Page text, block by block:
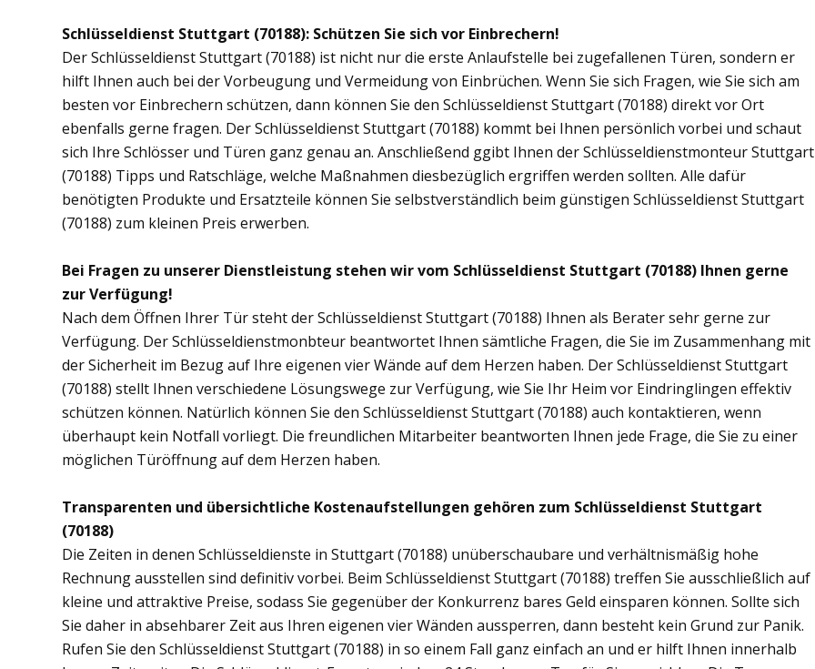
Schlüsseldienst Stuttgart (70188): Schützen Sie sich vor Einbrechern!
Der Schlüsseldienst Stuttgart (70188) ist nicht nur die erste Anlaufstelle bei zugefallenen Türen, sondern er
hilft Ihnen auch bei der Vorbeugung und Vermeidung von Einbrüchen. Wenn Sie sich Fragen, wie Sie sich am
besten vor Einbrechern schützen, dann können Sie den Schlüsseldienst Stuttgart (70188) direkt vor Ort
ebenfalls gerne fragen. Der Schlüsseldienst Stuttgart (70188) kommt bei Ihnen persönlich vorbei und schaut
sich Ihre Schlösser und Türen ganz genau an. Anschließend ggibt Ihnen der Schlüsseldienstmonteur Stuttgart
(70188) Tipps und Ratschläge, welche Maßnahmen diesbezüglich ergriffen werden sollten. Alle dafür
benötigten Produkte und Ersatzteile können Sie selbstverständlich beim günstigen Schlüsseldienst Stuttgart
(70188) zum kleinen Preis erwerben.
Bei Fragen zu unserer Dienstleistung stehen wir vom Schlüsseldienst Stuttgart (70188) Ihnen gerne
zur Verfügung!
Nach dem Öffnen Ihrer Tür steht der Schlüsseldienst Stuttgart (70188) Ihnen als Berater sehr gerne zur
Verfügung. Der Schlüsseldienstmonbteur beantwortet Ihnen sämtliche Fragen, die Sie im Zusammenhang mit
der Sicherheit im Bezug auf Ihre eigenen vier Wände auf dem Herzen haben. Der Schlüsseldienst Stuttgart
(70188) stellt Ihnen verschiedene Lösungswege zur Verfügung, wie Sie Ihr Heim vor Eindringlingen effektiv
schützen können. Natürlich können Sie den Schlüsseldienst Stuttgart (70188) auch kontaktieren, wenn
überhaupt kein Notfall vorliegt. Die freundlichen Mitarbeiter beantworten Ihnen jede Frage, die Sie zu einer
möglichen Türöffnung auf dem Herzen haben.
Transparenten und übersichtliche Kostenaufstellungen gehören zum Schlüsseldienst Stuttgart
(70188)
Die Zeiten in denen Schlüsseldienste in Stuttgart (70188) unüberschaubare und verhältnismäßig hohe
Rechnung ausstellen sind definitiv vorbei. Beim Schlüsseldienst Stuttgart (70188) treffen Sie ausschließlich auf
kleine und attraktive Preise, sodass Sie gegenüber der Konkurrenz bares Geld einsparen können. Sollte sich
Sie daher in absehbarer Zeit aus Ihren eigenen vier Wänden aussperren, dann besteht kein Grund zur Panik.
Rufen Sie den Schlüsseldienst Stuttgart (70188) in so einem Fall ganz einfach an und er hilft Ihnen innerhalb